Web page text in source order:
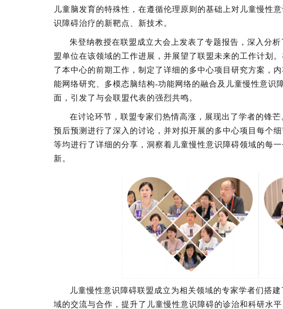
儿童脑发育的特殊性，在遵循伦理原则的基础上对儿童慢性
识障碍治疗的新靶点、新技术。
朱登纳教授在联盟成立大会上发表了专题报告，深入分
盟单位在该领域的工作进展，并展望了联盟未来的工作计划
了本中心的前期工作，制定了详细的多中心项目研究方案，
能网络研究、多模态脑结构-功能网络的融合及儿童慢性意识
面，引发了与会联盟代表的强烈共鸣。
在讨论环节，联盟专家们热情高涨，展现出了学者的锋
预后预测进行了深入的讨论，并对拟开展的多中心项目每个
等均进行了详细的分享，洞察着儿童慢性意识障碍领域的每
新。
儿童慢性意识障碍联盟成立为相关领域的专家学者们搭
域的交流与合作，提升了儿童慢性意识障碍的诊治和科研水